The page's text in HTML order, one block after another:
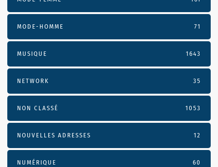
MODE-HOMME 71
MUSIQUE 1643
NETWORK 35
NON CLASSÉ 1053
NOUVELLES ADRESSES 12
NUMÉRIQUE 60